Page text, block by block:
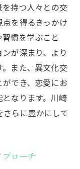
持つ人々との交
を得るきっかけ
慣を学ぶこと
が深まり、より
また、異文化交
でき、恋愛にお
なります。川崎
らに豊かにして
ローチ